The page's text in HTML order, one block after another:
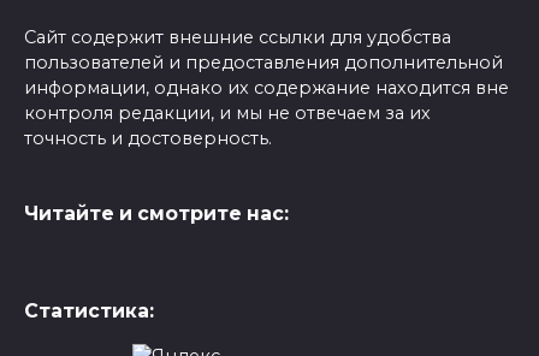
Сайт содержит внешние ссылки для удобства
пользователей и предоставления дополнительной
информации, однако их содержание находится вне
контроля редакции, и мы не отвечаем за их
точность и достоверность.
Читайте и смотрите нас:
Статистика: